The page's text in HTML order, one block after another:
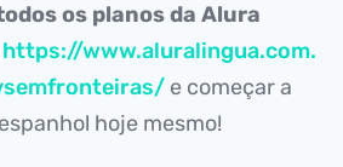
os planos da Alura
https://www.aluralingua.com.
e começar a
hoje mesmo!